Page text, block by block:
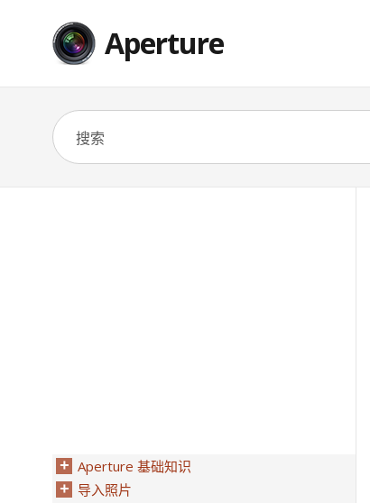
Aperture
Aperture 基础知识
导入照片